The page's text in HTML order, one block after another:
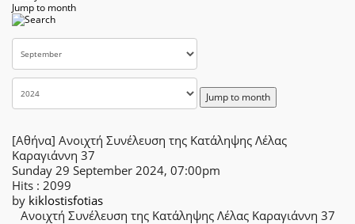
Jump to month
Jump to month
[Αθήνα] Ανοιχτή Συνέλευση της Κατάληψης Λέλας
Καραγιάννη 37
Sunday 29 September 2024, 07:00pm
Hits : 2099
by kiklostisfotias
Ανοιχτή Συνέλευση της Κατάληψης Λέλας Καραγιάννη 37